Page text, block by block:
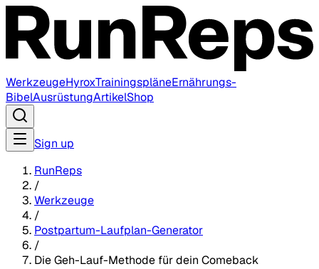
WerkzeugeHyroxTrainingspläneErnährungs-
BibelAusrüstungArtikelShop
Sign up
RunReps
/
Werkzeuge
/
Postpartum-Laufplan-Generator
/
Die Geh-Lauf-Methode für dein Comeback